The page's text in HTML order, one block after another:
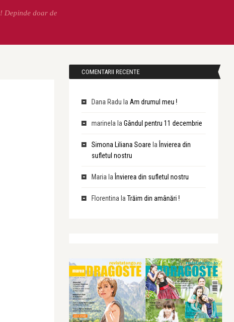
Depinde doar de
COMENTARII RECENTE
Dana Radu la Am drumul meu !
marinela la Gândul pentru 11 decembrie
Simona Liliana Soare la Învierea din
sufletul nostru
Maria la Învierea din sufletul nostru
Florentina la Trăim din amânări !